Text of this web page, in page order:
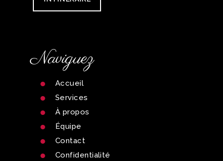
Naviguez
Accueil
Services
À propos
Équipe
Contact
Confidentialité